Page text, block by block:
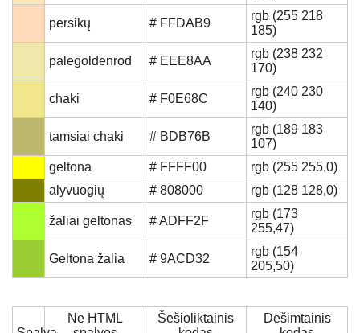
persikų # FFDAB9
rgb (255 218
185)
palegoldenrod # EEE8AA
rgb (238 232
170)
chaki # F0E68C
rgb (240 230
140)
tamsiai chaki # BDB76B
rgb (189 183
107)
geltona
# FFFF00
rgb (255 255,0)
alyvuogių
# 808000 rgb (128 128,0)
žaliai geltonas # ADFF2F
rgb (173
255,47)
Geltona žalia # 9ACD32
rgb (154
205,50)
Ne HTML
Šešioliktainis
Dešimtainis